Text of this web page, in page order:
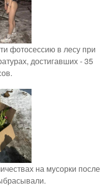
фотосессию в лесу при
достигавших - 35
на мусорки после